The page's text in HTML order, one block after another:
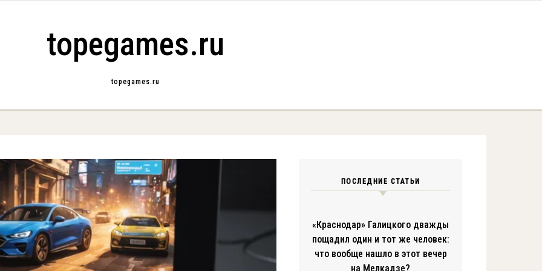
topegames.ru
topegames.ru
ПОСЛЕДНИЕ СТАТЬИ
«Краснодар» Галицкого дважды
пощадил один и тот же человек:
что вообще нашло в этот вечер
на Мелкадзе?